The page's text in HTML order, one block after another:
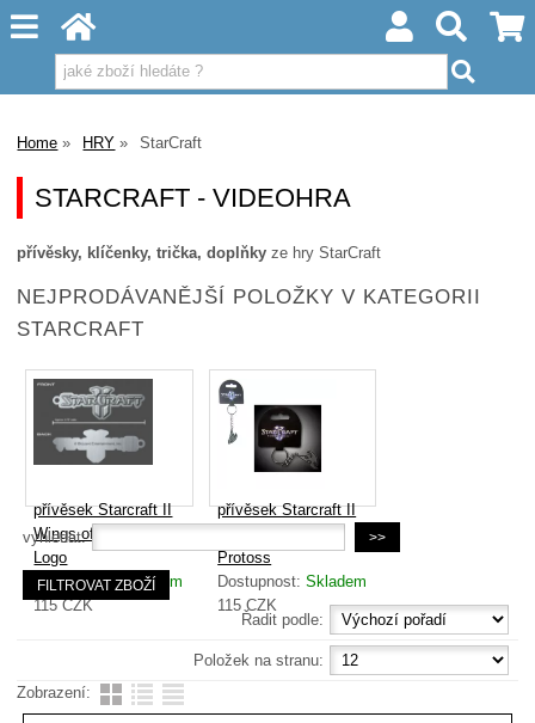
Home HRY StarCraft
STARCRAFT - VIDEOHRA
přívěsky, klíčenky, trička, doplňky ze hry StarCraft
NEJPRODÁVANĚJŠÍ POLOŽKY V KATEGORII
STARCRAFT
přívěsek Starcraft II
Wings of Liberty
Logo
Dostupnost:Skladem
115CZK
přívěsek Starcraft II
Protoss
Dostupnost:Skladem
115CZK
vyhledat:
Řadit podle:
Položek na stranu:
Zobrazení: